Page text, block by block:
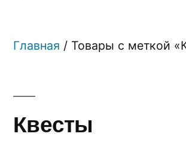
Главная / Товары с меткой
Квесты